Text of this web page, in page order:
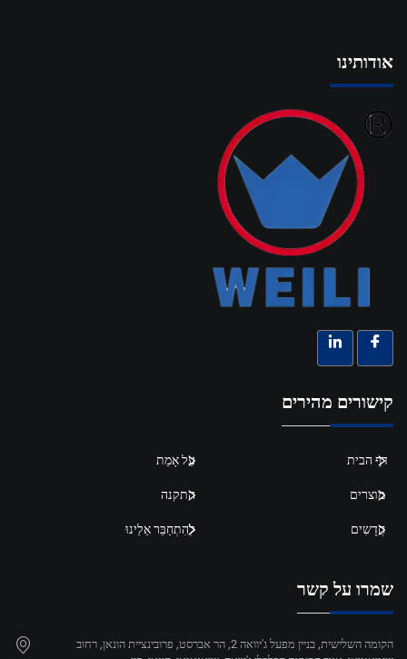
אודותינו
קישורים מהירים
דף הבית עַל אָמַת
מוצרים התקנה
חֲדָשִים לְהִתְחַבֵּר אֵלֵינוּ
שמרו על קשר
הקומה השלישית, בניין מפעל ג'יוואה 2, הר אברסט, פרובינציית הונאן, רחוב